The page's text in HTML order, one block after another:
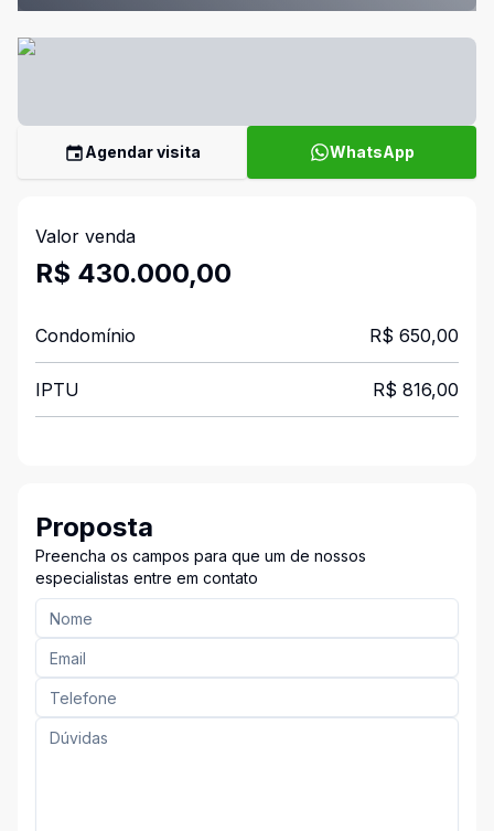
Agendar visita WhatsApp
Valor venda
R$ 430.000,00
Condomínio R$ 650,00
IPTU R$ 816,00
Proposta
Preencha os campos para que um de nossos
especialistas entre em contato